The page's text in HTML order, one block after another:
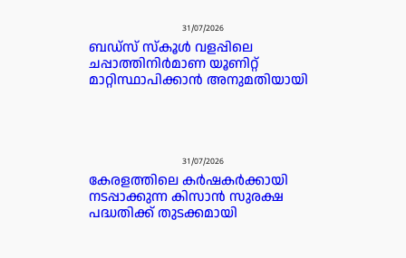
31/07/2026
ബഡ്‌സ് സ്കൂൾ വളപ്പിലെ
ചപ്പാത്തിനിർമാണ യൂണിറ്റ്
മാറ്റിസ്ഥാപിക്കാൻ അനുമതിയായി
31/07/2026
കേരളത്തിലെ കർഷകർക്കായി
നടപ്പാക്കുന്ന കിസാൻ സുരക്ഷ
പദ്ധതിക്ക് തുടക്കമായി